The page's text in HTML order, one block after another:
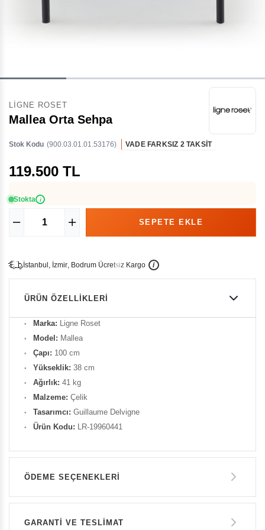
LIGNE ROSET
Mallea Orta Sehpa
Stok Kodu (900.03.01.01.53176) VADE FARKSIZ 2 TAKSİT
119.500 TL
Stokta i
İstanbu , İzmir, Bodrum Ücretsiz Kargo i
ÜRÜN ÖZELLIKLERI
Marka: Ligne Roset
Model: Mallea
Çapı: 100 cm
Yükseklik: 38 cm
Ağırlık: 41 kg
Malzeme: Çelik
Tasarımcı: Guillaume Delvigne
Ürün Kodu: LR-19960441
ÖDEME SEÇENEKLERI
119.500 TL
GARANTİ VE TESLİMAT